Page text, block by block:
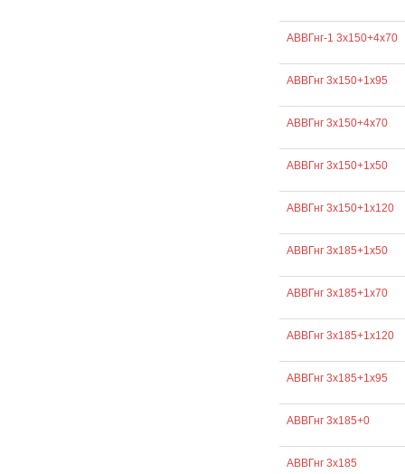
АВВГнг-1 3х150+4х70
АВВГнг 3х150+1х95
АВВГнг 3х150+4х70
АВВГнг 3х150+1х50
АВВГнг 3х150+1х120
АВВГнг 3х185+1х50
АВВГнг 3х185+1х70
АВВГнг 3х185+1х120
АВВГнг 3х185+1х95
АВВГнг 3х185+0
АВВГнг 3х185